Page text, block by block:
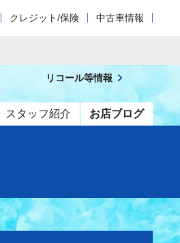
クレジット/保険 中古車情報
スタッフ紹介 お店ブログ
リコール等情報